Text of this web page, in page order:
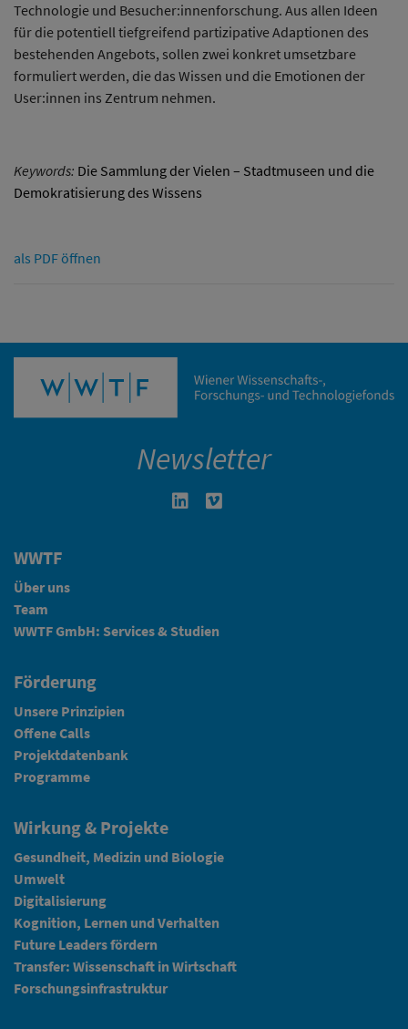
Technologie und Besucher:innenforschung. Aus allen Ideen
für die potentiell tiefgreifend partizipative Adaptionen des
bestehenden Angebots, sollen zwei konkret umsetzbare
formuliert werden, die das Wissen und die Emotionen der
User:innen ins Zentrum nehmen.
Keywords: Die Sammlung der Vielen – Stadtmuseen und die
Demokratisierung des Wissens
als PDF öffnen
Newsletter
Linkedin in neuem Fenster öffnen
WWTF
Über uns
Team
WWTF GmbH: Services & Studien
Förderung
Unsere Prinzipien
Offene Calls
Projektdatenbank
Programme
Wirkung & Projekte
Gesundheit, Medizin und Biologie
Umwelt
Digitalisierung
Kognition, Lernen und Verhalten
Future Leaders fördern
Transfer: Wissenschaft in Wirtschaft
Forschungsinfrastruktur